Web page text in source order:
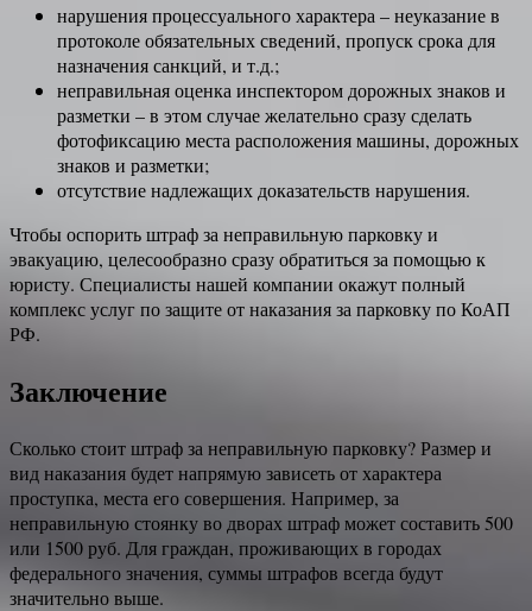
нарушения процессуального характера – неуказание в
протоколе обязательных сведений, пропуск срока для
назначения санкций, и т.д.;
неправильная оценка инспектором дорожных знаков и
разметки – в этом случае желательно сразу сделать
фотофиксацию места расположения машины, дорожных
знаков и разметки;
отсутствие надлежащих доказательств нарушения.
Чтобы оспорить штраф за неправильную парковку и
эвакуацию, целесообразно сразу обратиться за помощью к
юристу. Специалисты нашей компании окажут полный
комплекс услуг по защите от наказания за парковку по КоАП
РФ.
Заключение
Сколько стоит штраф за неправильную парковку? Размер и
вид наказания будет напрямую зависеть от характера
проступка, места его совершения. Например, за
неправильную стоянку во дворах штраф может составить 500
или 1500 руб. Для граждан, проживающих в городах
федерального значения, суммы штрафов всегда будут
значительно выше.